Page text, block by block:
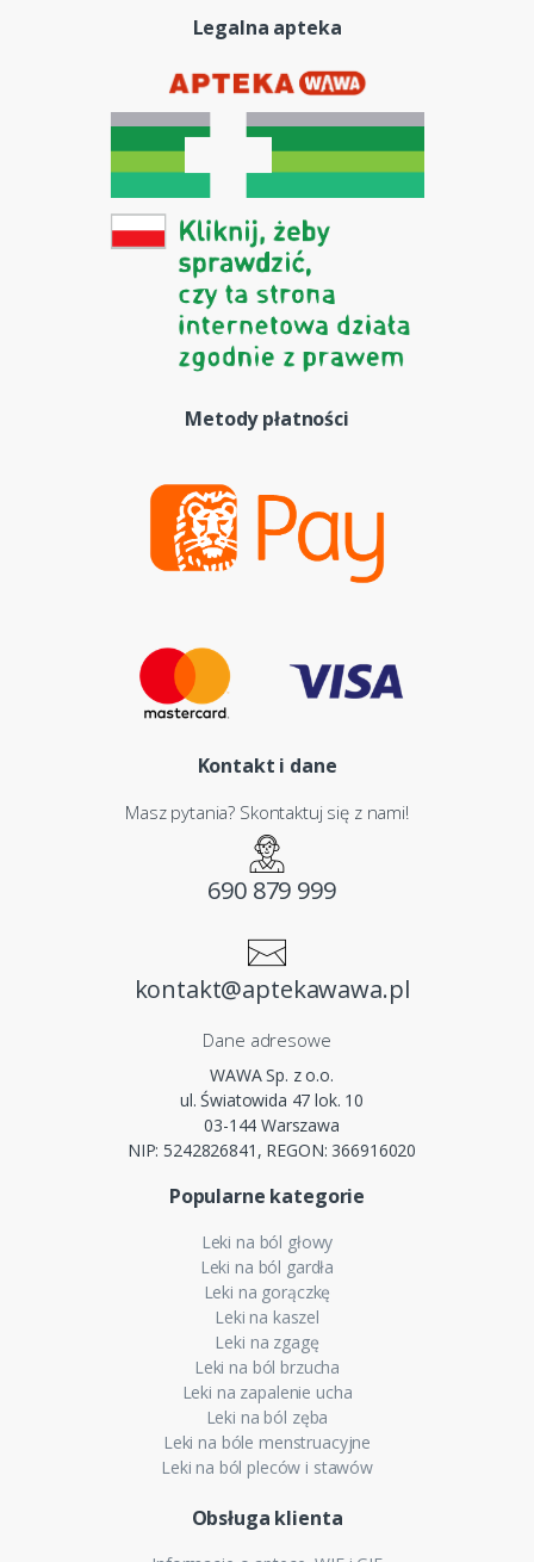
Legalna apteka
Metody płatności
Kontakt i dane
Masz pytania? Skontaktuj się z nami!
690 879 999
kontakt@aptekawawa.pl
Dane adresowe
WAWA Sp. z o.o.
ul. Światowida 47 lok. 10
03-144 Warszawa
NIP: 5242826841, REGON: 366916020
Popularne kategorie
Leki na ból głowy
Leki na ból gardła
Leki na gorączkę
Leki na kaszel
Leki na zgagę
Leki na ból brzucha
Leki na zapalenie ucha
Leki na ból zęba
Leki na bóle menstruacyjne
Leki na ból pleców i stawów
Obsługa klienta